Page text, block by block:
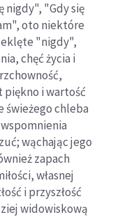
nigdy", "Gdy się
oto niektóre
"nigdy",
chęć życia i
piękno i wartość
świeżego chleba
wąchając jego
zapach
własnej
i przyszłość
widowiskową